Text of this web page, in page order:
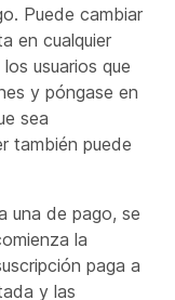
Puede cambiar
en cualquier
usuarios que
y póngase en
sea
también puede
una de pago, se
la
paga a
y las